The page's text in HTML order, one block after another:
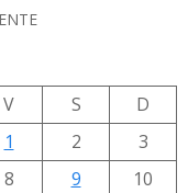
V S
D
1
2
3
8 9 10